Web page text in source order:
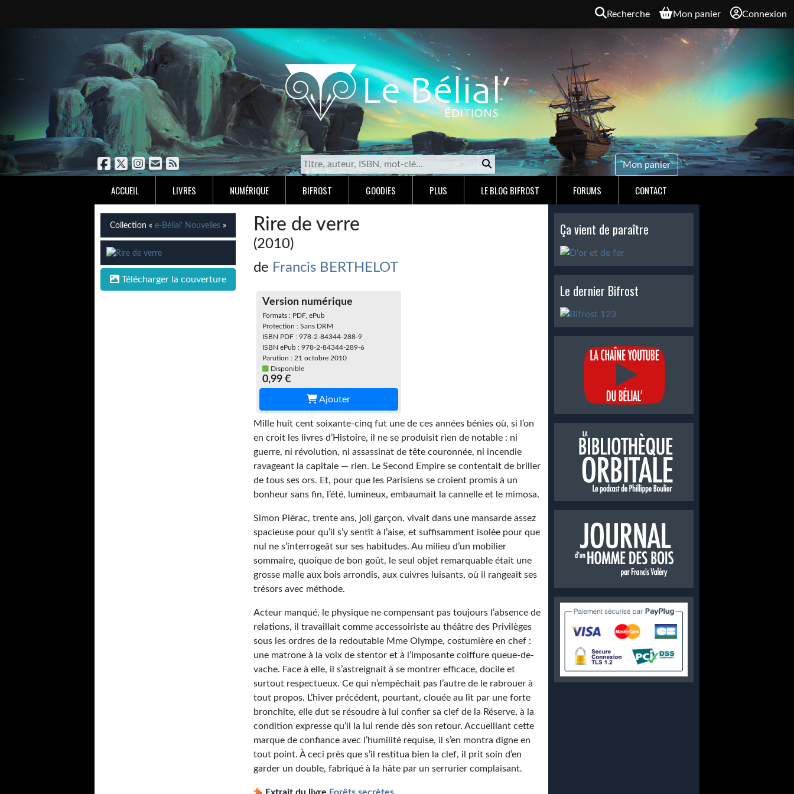
Recherche Mon panier Connexion
Mon panier
ACCUEIL LIVRES NUMÉRIQUE BIFROST GOODIES PLUS LE BLOG BIFROST FORUMS CONTACT
Collection «e-Bélial' Nouvelles »
Télécharger la couverture
Rire de verre
(2010)
de Francis BERTHELOT
Version numérique
Formats : PDF, ePub
Protection : Sans DRM
ISBN PDF : 978-2-84344-288-9
ISBN ePub : 978-2-84344-289-6
Parution : 21 octobre 2010
Disponible
0,99 €
Ajouter
Mille huit cent soixante-cinq fut une de ces années bénies où, si l’on
en croit les livres d’Histoire, il ne se produisit rien de notable : ni
guerre, ni révolution, ni assassinat de tête couronnée, ni incendie
ravageant la capitale — rien. Le Second Empire se contentait de briller
de tous ses ors. Et, pour que les Parisiens se croient promis à un
bonheur sans fin, l’été, lumineux, embaumait la cannelle et le mimosa.
Simon Piérac, trente ans, joli garçon, vivait dans une mansarde assez
spacieuse pour qu’il s’y sentît à l’aise, et suffisamment isolée pour que
nul ne s’interrogeât sur ses habitudes. Au milieu d’un mobilier
sommaire, quoique de bon goût, le seul objet remarquable était une
grosse malle aux bois arrondis, aux cuivres luisants, où il rangeait ses
trésors avec méthode.
Acteur manqué, le physique ne compensant pas toujours l’absence de
relations, il travaillait comme accessoiriste au théâtre des Privilèges
sous les ordres de la redoutable Mme Olympe, costumière en chef :
une matrone à la voix de stentor et à l’imposante coiffure queue-de-
vache. Face à elle, il s’astreignait à se montrer efficace, docile et
surtout respectueux. Ce qui n’empêchait pas l’autre de le rabrouer à
tout propos. L’hiver précédent, pourtant, clouée au lit par une forte
bronchite, elle dut se résoudre à lui confier sa clef de la Réserve, à la
condition expresse qu’il la lui rende dès son retour. Accueillant cette
marque de confiance avec l’humilité requise, il s’en montra digne en
tout point. À ceci près que s’il restitua bien la clef, il prit soin d’en
garder un double, fabriqué à la hâte par un serrurier complaisant.
Ça vient de paraître
Le dernier Bifrost